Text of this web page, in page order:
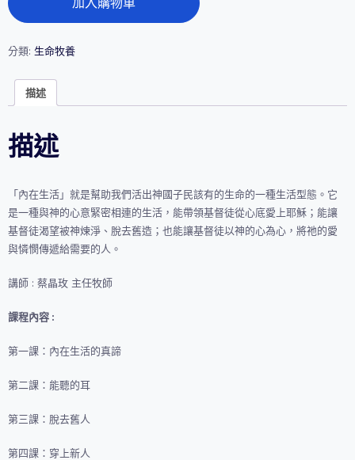
在
生
I：
在
活
真
諦
分類: 生命牧養
描述
描述
「內在生活」就是幫助我們活出神國子民該有的生命的一種生活型態。它
是一種與神的心意緊密相連的生活，能帶領基督徒從心底愛上耶穌；能讓
基督徒渴望被神煉淨、脫去舊造；也能讓基督徒以神的心為心，將祂的愛
與憐憫傳遞給需要的人。
講師 : 蔡晶玫 主任牧師
課程內容 :
第一課：內在生活的真諦
第二課：能聽的耳
第三課：脫去舊人
第四課：穿上新人